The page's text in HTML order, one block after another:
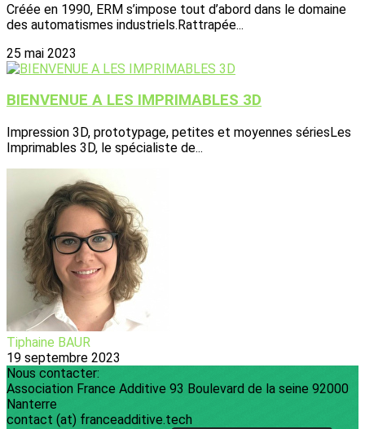
Créée en 1990, ERM s’impose tout d’abord dans le domaine
des automatismes industriels.Rattrapée...
25 mai 2023
BIENVENUE A LES IMPRIMABLES 3D
Impression 3D, prototypage, petites et moyennes sériesLes
Imprimables 3D, le spécialiste de...
Tiphaine BAUR
19 septembre 2023
Nous contacter:
Association France Additive 93 Boulevard de la seine 92000
Nanterre
contact (at) franceadditive.tech